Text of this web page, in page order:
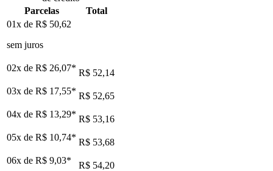
Parcelas
Total
01x de R$ 50,62
sem juros
02x de R$ 26,07* R$ 52,14
03x de R$ 17,55* R$ 52,65
04x de R$ 13,29* R$ 53,16
05x de R$ 10,74* R$ 53,68
06x de R$ 9,03*
R$ 54,20